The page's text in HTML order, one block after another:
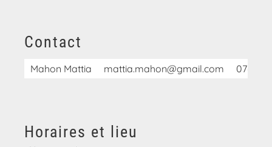
Contact
Mahon Mattia mattia.mahon@gmail.com 076
Horaires et lieu